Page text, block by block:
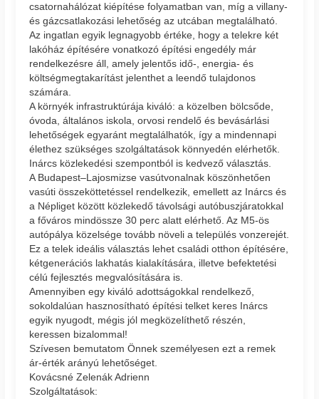
csatornahálózat kiépítése folyamatban van, míg a villany-
és gázcsatlakozási lehetőség az utcában megtalálható.
Az ingatlan egyik legnagyobb értéke, hogy a telekre két
lakóház építésére vonatkozó építési engedély már
rendelkezésre áll, amely jelentős idő-, energia- és
költségmegtakarítást jelenthet a leendő tulajdonos
számára.
A környék infrastruktúrája kiváló: a közelben bölcsőde,
óvoda, általános iskola, orvosi rendelő és bevásárlási
lehetőségek egyaránt megtalálhatók, így a mindennapi
élethez szükséges szolgáltatások könnyedén elérhetők.
Inárcs közlekedési szempontból is kedvező választás.
A Budapest–Lajosmizse vasútvonalnak köszönhetően
vasúti összeköttetéssel rendelkezik, emellett az Inárcs és
a Népliget között közlekedő távolsági autóbuszjáratokkal
a főváros mindössze 30 perc alatt elérhető. Az M5-ös
autópálya közelsége tovább növeli a település vonzerejét.
Ez a telek ideális választás lehet családi otthon építésére,
kétgenerációs lakhatás kialakítására, illetve befektetési
célú fejlesztés megvalósítására is.
Amennyiben egy kiváló adottságokkal rendelkező,
sokoldalúan hasznosítható építési telket keres Inárcs
egyik nyugodt, mégis jól megközelíthető részén,
keressen bizalommal!
Szívesen bemutatom Önnek személyesen ezt a remek
ár-érték arányú lehetőséget.
Kovácsné Zelenák Adrienn
Szolgáltatások: